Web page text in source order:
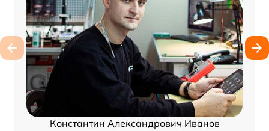
Константин Александрович Иванов